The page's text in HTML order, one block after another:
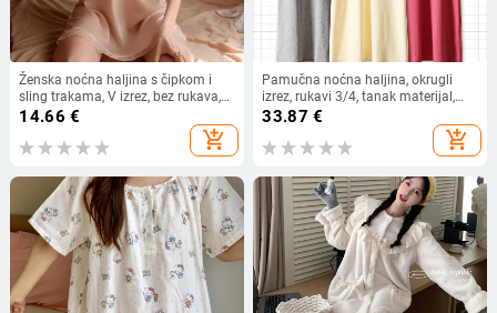
Ženska noćna haljina s čipkom i
sling trakama, V izrez, bez rukava,
tanak umjetni svila materijal, kratka
14.66 €
add_shopping_cart
Pamučna noćna haljina, okrugli
izrez, rukavi 3/4, tanak materijal,
95–100% pamuka
33.87 €
add_shopping_cart